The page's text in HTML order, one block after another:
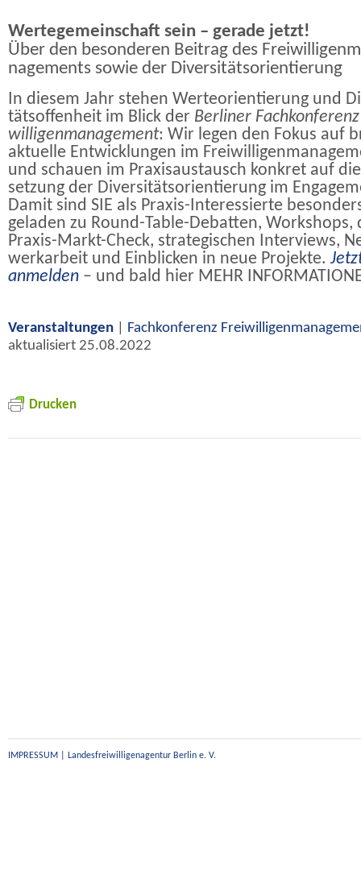
Wer­te­ge­mein­schaft sein – ge­ra­de jetzt!
Über den be­son­de­ren Bei­trag des
nage­ments so­wie der Diversitätsorientierung
In die­sem Jahr ste­hen Wer­te­ori­en­tie­rung und
täts­of­fen­heit im Blick der Ber­li­ner
wil­li­gen­ma­nage­ment: Wir le­gen den Fo­kus auf
ak­tu­el­le Ent­wick­lun­gen im
und schau­en im Pra­xis­aus­tausch kon­kret auf
set­zung der Di­ver­si­täts­ori­en­tie­rung im
Da­mit sind SIE als Pra­xis-In­ter­es­sier­te
ge­la­den zu Round-Ta­ble-De­bat­ten, Work­shops,
Pra­xis-Markt-Check, stra­te­gi­schen In­ter­views,
werk­ar­beit und Ein­bli­cken in neue Pro­jek­te.
an­mel­den – und bald hier MEHR
Ver­an­stal­tun­gen
Fach­kon­fe­renz
ak­tua­li­siert 25.08.2022
Dru­cken
IMPRESSUM | Landesfreiwilligenagentur Berlin e. V.